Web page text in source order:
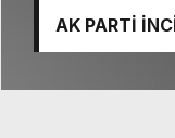
AK PARTİ